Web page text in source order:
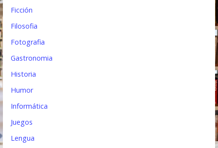
Ficción
Filosofia
Fotografia
Gastronomia
Historia
Humor
Informática
Juegos
Lengua